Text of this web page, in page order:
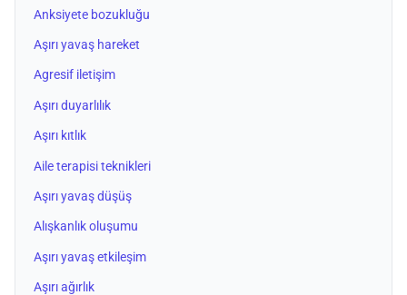
Anksiyete bozukluğu
Aşırı yavaş hareket
Agresif iletişim
Aşırı duyarlılık
Aşırı kıtlık
Aile terapisi teknikleri
Aşırı yavaş düşüş
Alışkanlık oluşumu
Aşırı yavaş etkileşim
Aşırı ağırlık